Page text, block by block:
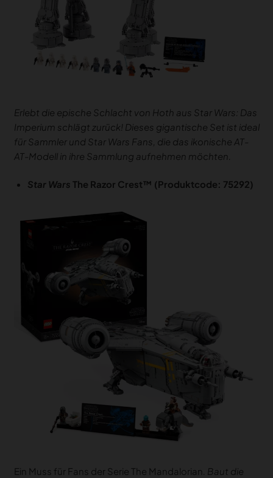
Erlebt die epische Schlacht von Hoth aus Star Wars: Das
Imperium schlägt zurück! Dieses gigantische Set ist ideal
für Sammler und Star Wars Fans, die das ikonische AT-
AT-Modell in ihre Sammlung aufnehmen möchten.
Star Wars The Razor Crest™ (Produktcode: 75292)
Ein Muss für Fans der Serie The Mandalorian . Baut die